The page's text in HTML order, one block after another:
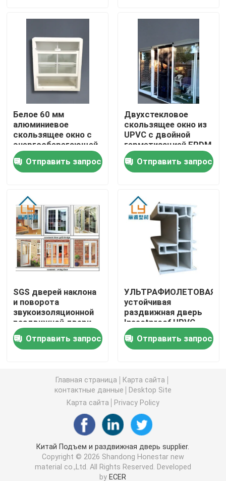
О нас
Путешествие фабрики
Проверка качества
Свяжитесь мы
Профили двери UPVC
Профили окна UPVC
окно окна upvc
окно upvc сползая
Дверь UPVC французская
Раздвижная дверь UPVC
Окно термального перерыва алюминиевое
Двери термального перерыва алюминиевые
Белое 60 мм
алюминиевое
скользящее окно с
энергосберегающей
одно- или двойной
стеклянной системой
уплотнения EPDM
Отправить запрос
Двухстекловое
скользящее окно из
UPVC с двойной
герметизацией EPDM
Отправить запрос
SGS дверей наклона
и поворота
звукоизоляционной
раздвижной двери
УЛЬТРАФИОЛЕТОВЫЙ
устойчивый UPVC
UPVC аттестовал
Отправить запрос
УЛЬТРАФИОЛЕТОВАЯ
устойчивая
раздвижная дверь
Insectproof UPVC
UPVC опрокидывает
и поворачивает
Windows
Отправить запрос
Главная страница
Карта сайта
контактные данные
Desktop Site
Карта сайта
Privacy Policy
Китай Подъем и раздвижная дверь supplier.
Copyright © 2026 Shandong Honestar new
material co.,Ltd. All Rights Reserved. Developed
by ECER